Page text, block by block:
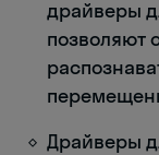
драйверы
позволяют
Драйверы